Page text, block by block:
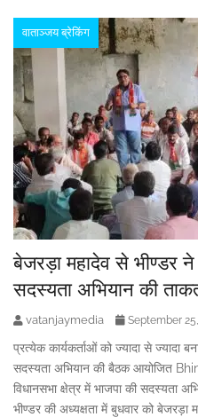
वाताञ्जय ब्रेकिंग
बेजरड़ा महादेव से भीण्डर ने
सदस्यता अभियान की
vatanjaymedia September
प्रत्येक कार्यकर्ताओं को ज्यादा से ज्यादा
सदस्यता अभियान की बैठक आयोजित
विधानसभा क्षेत्र में भाजपा की सदस्यता
भीण्डर की अध्यक्षता में बुधवार को